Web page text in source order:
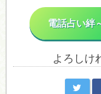
電話占い絆
よろしけ